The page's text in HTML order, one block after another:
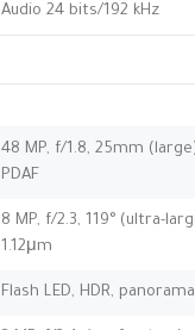
Audio 24 bits/192 kHz
48 MP, f/1.8, 25mm
PDAF
8 MP, f/2.3, 119° (ultra-
1.12μm
Flash LED, HDR, panorama